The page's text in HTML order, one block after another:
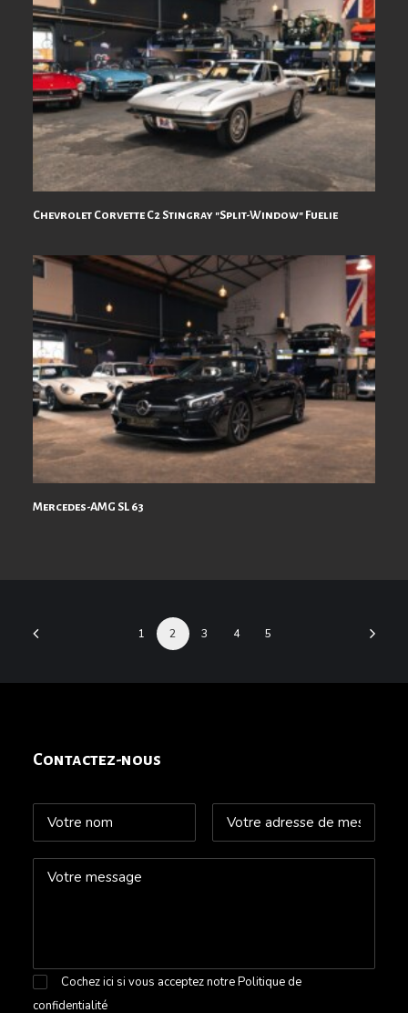
Chevrolet Corvette C2 Stingray "Split-Window" Fuelie
Mercedes-AMG SL 63
1 2 3 4 5
Contactez-nous
Cochez ici si vous acceptez notrePolitique de
confidentialité